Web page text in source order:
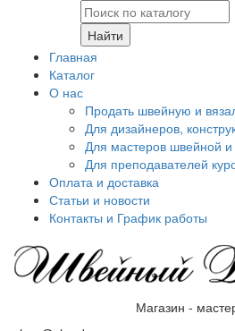
Найти
Главная
Каталог
О нас
Продать швейную и
Для дизайнеров,
Для мастеров швейной и
Для преподавателей
Оплата и доставка
Статьи и новости
Контакты и График работы
Магазин -